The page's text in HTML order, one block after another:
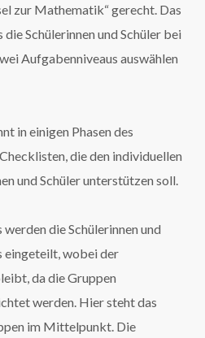
zur Mathematik“ gerecht. Das
Schülerinnen und Schüler bei
Aufgabenniveaus auswählen
in einigen Phasen des
die den individuellen
und Schüler unterstützen soll.
die Schülerinnen und
eingeteilt, wobei der
da die Gruppen
werden. Hier steht das
im Mittelpunkt. Die